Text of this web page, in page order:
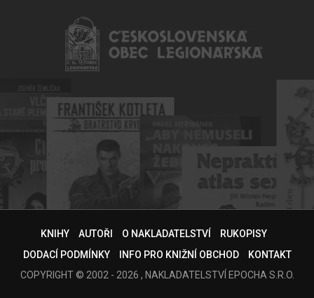
KNIHY AUTOŘI O NAKLADATELSTVÍ
RUKOPISY
DODACÍ PODMÍNKY
INFO PRO KNIŽNÍ OBCHOD
KONTAKT
COPYRIGHT © 2002 - 2026 , NAKLADATELSTVÍ EPOCHA S.R.O.